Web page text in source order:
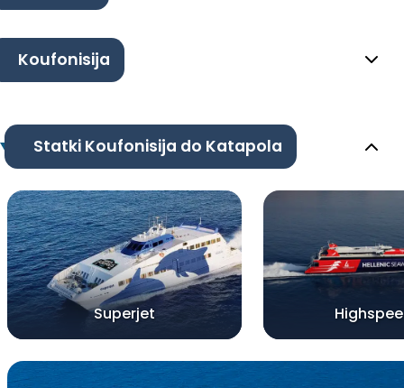
Koufonisija
Statki Koufonisija do Katapola
Superjet